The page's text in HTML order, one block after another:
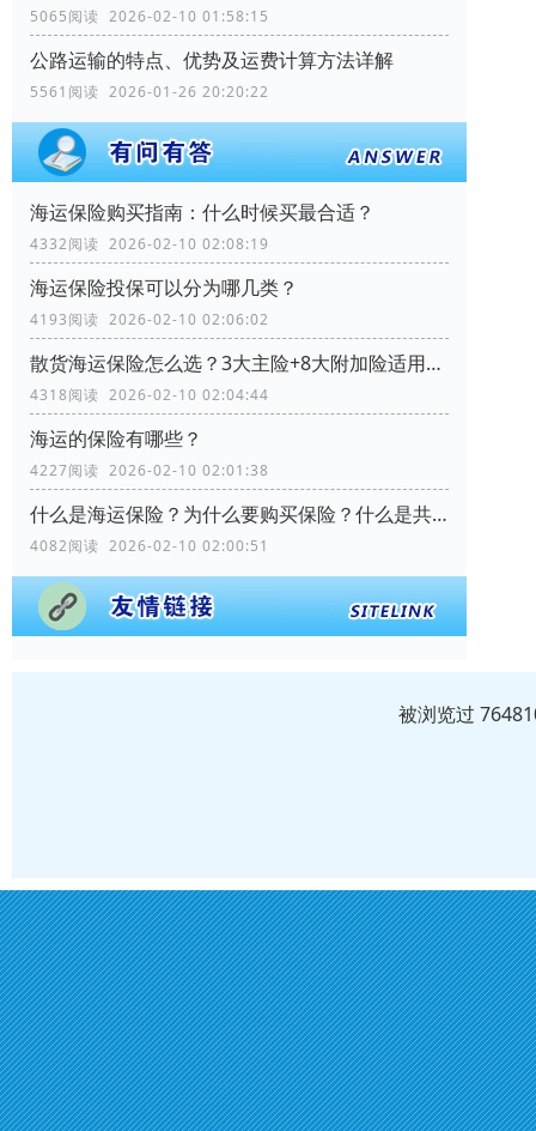
5065阅读 2026-02-10 01:58:15
公路运输的特点、优势及运费计算方法详解
5561阅读 2026-01-26 20:20:22
海运保险购买指南：什么时候买最合适？
4332阅读 2026-02-10 02:08:19
海运保险投保可以分为哪几类？
4193阅读 2026-02-10 02:06:02
散货海运保险怎么选？3大主险+8大附加险适用场景全解析
4318阅读 2026-02-10 02:04:44
海运的保险有哪些？
4227阅读 2026-02-10 02:01:38
什么是海运保险？为什么要购买保险？什么是共同海损？
4082阅读 2026-02-10 02:00:51
被浏览过